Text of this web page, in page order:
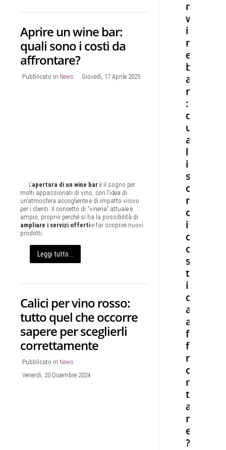
Aprire un wine bar:
quali sono i costi da
affrontare?
Pubblicato in News Giovedì, 17 Aprile 2025
L’apertura di un wine bar è il sogno per
molti appassionati di vino, con l’idea di
un’atmosfera accogliente e di impatto visivo
per i clienti. Il concetto di “vineria” attuale è
ampio, proprio perché si ha la possibilità di
ampliare i servizi offerti e far scoprire nuovi
prodotti.
Leggi tutto...
Calici per vino rosso:
tutto quel che occorre
sapere per sceglierli
correttamente
Pubblicato in News
Venerdì, 20 Dicembre 2024
n
w
i
n
e
b
a
r
:
q
u
a
l
i
s
o
n
o
i
c
o
s
t
i
d
a
a
f
f
r
o
n
t
a
r
e
?